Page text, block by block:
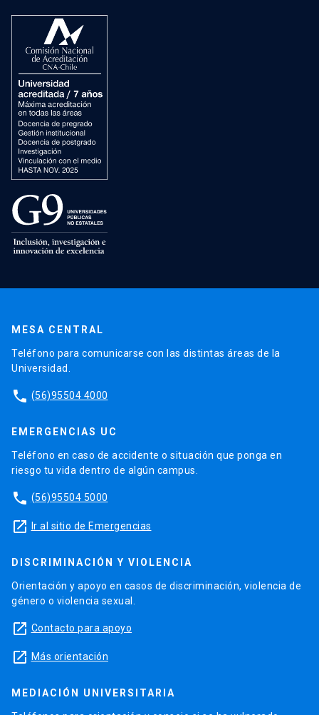
MESA CENTRAL
Teléfono para comunicarse con las distintas áreas de la
Universidad.
phone (56)95504 4000
EMERGENCIAS UC
Teléfono en caso de accidente o situación que ponga en
riesgo tu vida dentro de algún campus.
phone (56)95504 5000
launch Ir al sitio de Emergencias
DISCRIMINACIÓN Y VIOLENCIA
Orientación y apoyo en casos de discriminación, violencia de
género o violencia sexual.
launch Contacto para apoyo
launch Más orientación
MEDIACIÓN UNIVERSITARIA